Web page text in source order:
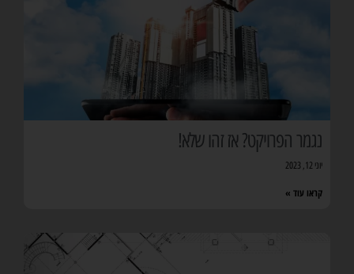
נגמר הפרויקט? אז זהו שלא!
יוני 12, 2023
קראו עוד »